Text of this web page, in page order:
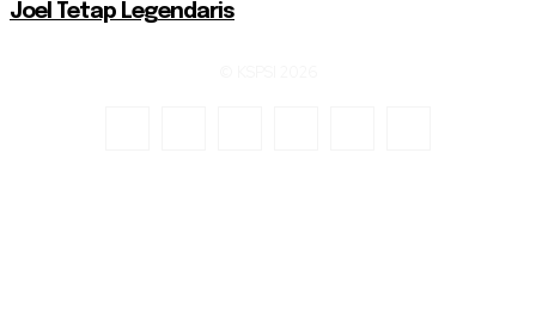
Joel Tetap Legendaris